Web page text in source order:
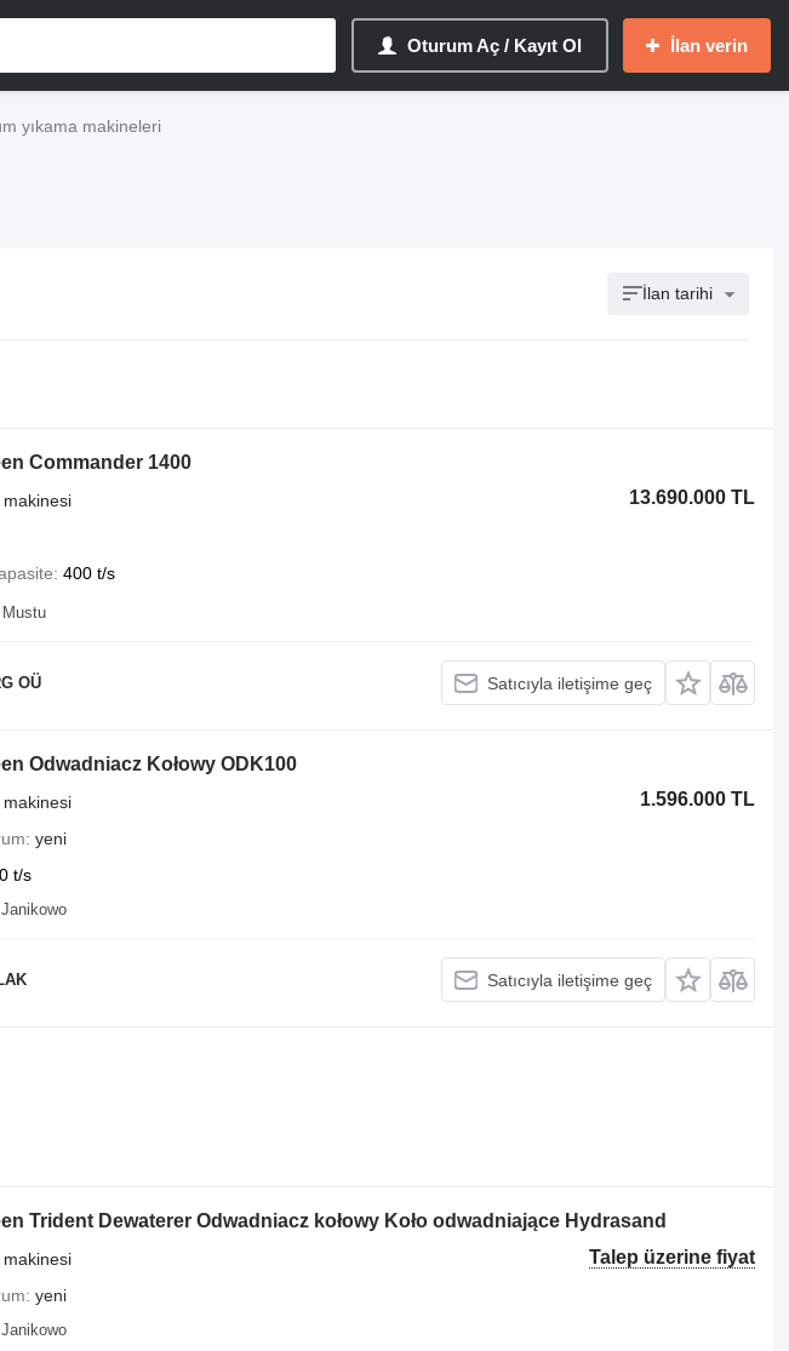
Oturum Aç / Kayıt Ol İlan verin
yıkama makineleri
İlan tarihi
Commander 1400
13.690.000 TL
makinesi
400 t/s
OÜ Satıcıyla iletişime geç
Odwadniacz Kołowy ODK100
1.596.000 TL
makinesi
yeni
t/s
Satıcıyla iletişime geç
Trident Dewaterer Odwadniacz kołowy Koło odwadniające Hydrasand
Talep üzerine fiyat
makinesi
yeni